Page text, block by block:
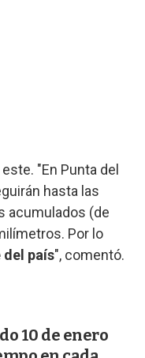
"En Punta del
hasta las
acumulados (de
Por lo
del país", comentó.
10 de enero